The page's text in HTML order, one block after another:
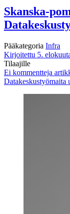
Skanska-
Pääkategoria Infra
Kirjoitettu 5.
Tilaajille
Ei kommentteja
Datakeskustyömaita